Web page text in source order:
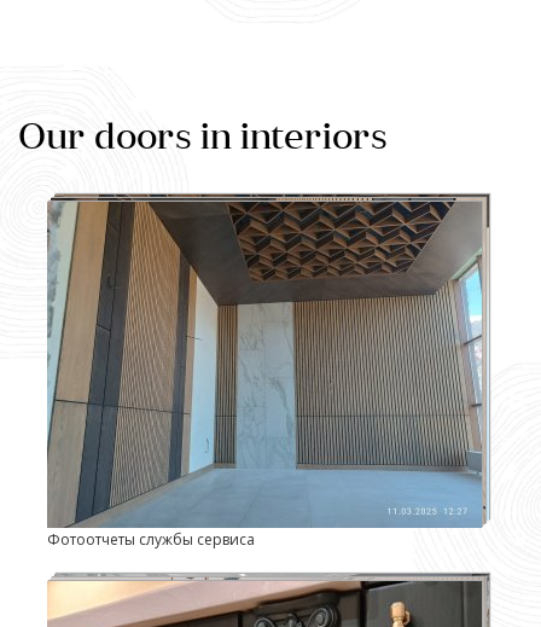
Our doors in interiors
Фотоотчеты службы сервиса